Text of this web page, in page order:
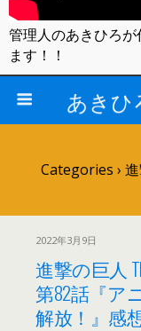
あきひ
Categories ›
2022年3月9日
進撃の巨人
第82話『ア
解放！』感
管理人のあきひろ
ます！！